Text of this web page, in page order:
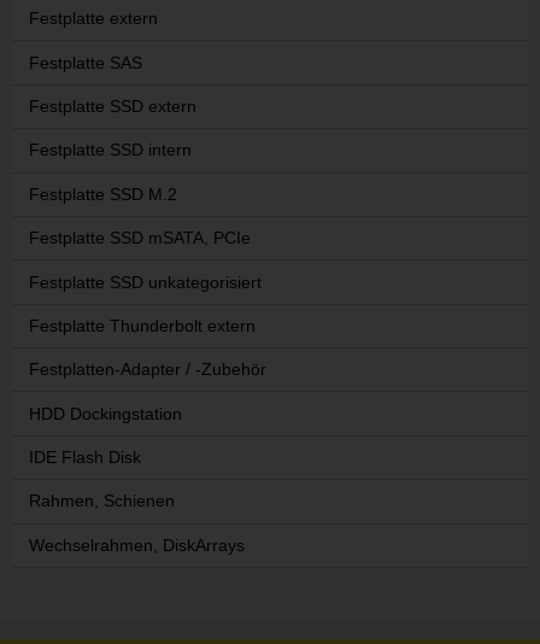
Festplatte extern
Festplatte SAS
Festplatte SSD extern
Festplatte SSD intern
Festplatte SSD M.2
Festplatte SSD mSATA, PCIe
Festplatte SSD unkategorisiert
Festplatte Thunderbolt extern
Festplatten-Adapter / -Zubehör
HDD Dockingstation
IDE Flash Disk
Rahmen, Schienen
Wechselrahmen, DiskArrays